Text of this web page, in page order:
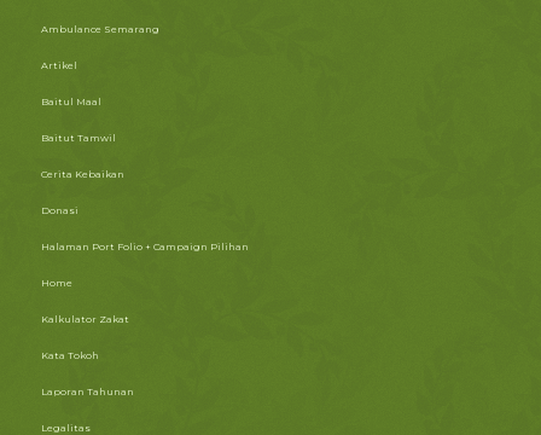
Ambulance Semarang
Artikel
Baitul Maal
Baitut Tamwil
Cerita Kebaikan
Donasi
Halaman Port Folio + Campaign Pilihan
Home
Kalkulator Zakat
Kata Tokoh
Laporan Tahunan
Legalitas